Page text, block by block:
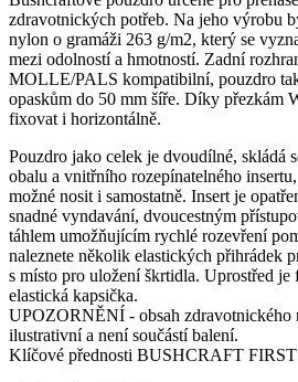
zdravotnických potřeb. Na jeho výrobu
nylon o gramáži 263 g/m2, který se
mezi odolností a hmotností. Zadní
MOLLE/PALS kompatibilní, pouzdro
opaskům do 50 mm šíře. Díky přezkám
fixovat i horizontálně.
Pouzdro jako celek je dvoudílné, skládá
obalu a vnitřního rozepínatelného
možné nosit i samostatně. Insert je
snadné vyndavání, dvoucestným
táhlem umožňujícím rychlé rozevření
naleznete několik elastických přihrádek
s místo pro uložení škrtidla. Uprostřed je
elastická kapsička.
UPOZORNĚNÍ - obsah zdravotnického
ilustrativní a není součástí balení.
Klíčové přednosti BUSHCRAFT